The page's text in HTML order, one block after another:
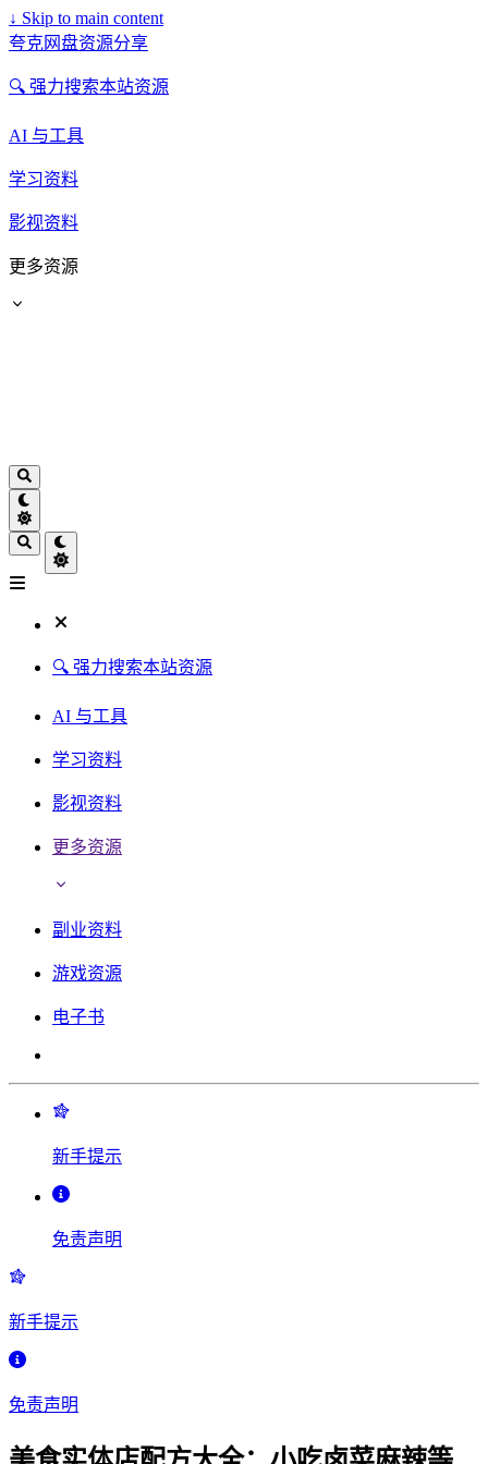
↓ Skip to main content
夸克网盘资源分享
🔍 强力搜索本站资源
AI 与工具
学习资料
影视资料
更多资源
🔍 强力搜索本站资源
AI 与工具
学习资料
影视资料
更多资源
副业资料
游戏资源
电子书
新手提示
免责声明
新手提示
免责声明